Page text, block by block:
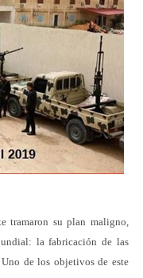
tramaron su plan maligno,
la fabricación de las
de los objetivos de este